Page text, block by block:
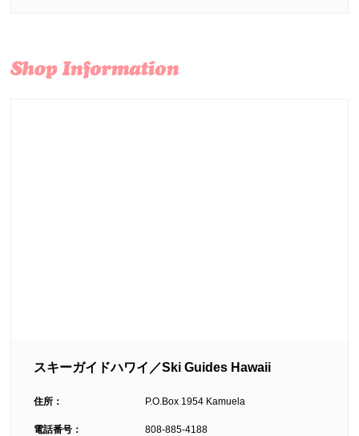
スキーガイドハワイ／Ski Guides Hawaii
住所： P.O.Box 1954 Kamuela
電話番号： 808-885-4188